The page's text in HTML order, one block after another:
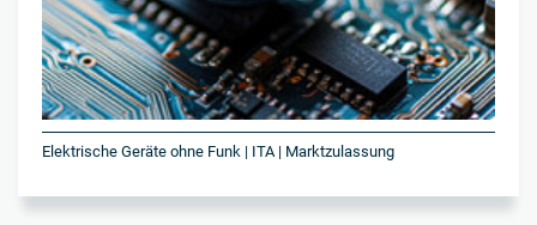
Elektrische Geräte ohne Funk | ITA | Marktzulassung